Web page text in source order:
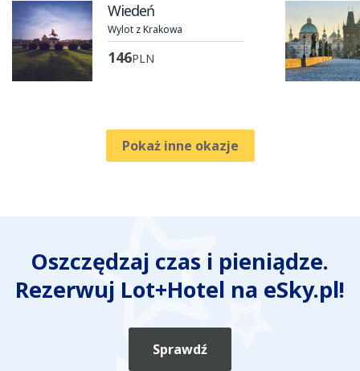
Wiedeń
Wylot z Krakowa
146PLN
Pokaż inne okazje
Oszczędzaj czas i pieniądze.
Rezerwuj Lot+Hotel na eSky.pl!
Sprawdź